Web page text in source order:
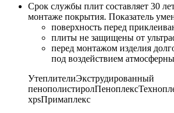
Срок службы плит составляет 30
монтаже покрытия. Показатель
поверхность перед
плиты не защищены от
перед монтажом изделия
под воздействием
УтеплителиЭкструдированный
xpsПримаплекс